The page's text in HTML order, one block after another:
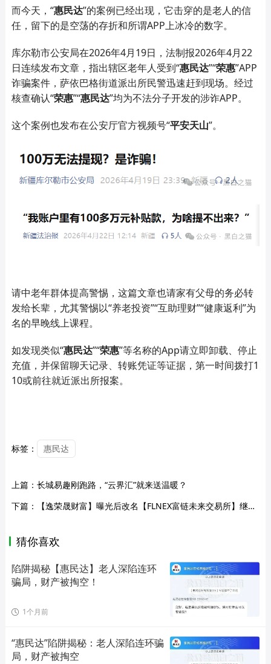
而今天， “惠民达”的案例已经出现，它击穿的是老人的信
任，留下的是空荡的存折和所谓APP上冰冷的数字。
库尔勒市公安局在2026年4月19日，法制报2026年4月22
日连续发布文章，指出辖区老年人受到“惠民达”“荣惠”APP
诈骗案件，萨依巴格街道派出所民警迅速赶到现场。经过
核查确认“荣惠”“惠民达”均为不法分子开发的涉诈APP。
这个案例也发布在公安厅官方视频号“平安天山”。
请中老年群体提高警惕 ，这篇文章也请家有父母的务必转
发给长辈，尤其警惕以“养老投资”“互助理财”“健康返利”为
名的早晚线上课程。
如发现类似“惠民达”“荣惠”等名称的App请立即卸载、停止
充值，并保留聊天记录、转账凭证等证据，第一时间拨打1
10或前往就近派出所报案。
标签： 惠民达
上篇： 长城易趣刚跑路，“云界汇”就来送温暖？
下篇：
【逸荣晟财富】曝光后改名【FLNEX富链未来交易所】继续进行诈骗，各地搞工作室拉人头，典型快杀盘！
猜你喜欢
陷阱揭秘【惠民达】老人深陷连环
骗局，财产被掏空！
1个月前
“惠民达”陷阱揭秘：老人深陷连环骗
局，财产被掏空